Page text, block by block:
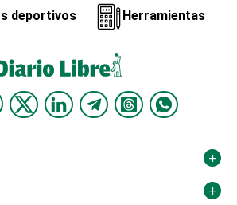
deportivos Herramientas